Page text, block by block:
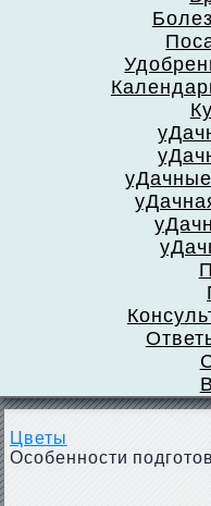
Цветы
Особенности